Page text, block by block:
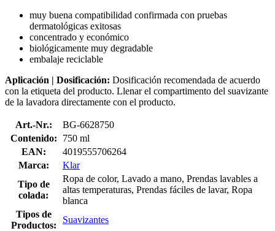
muy buena compatibilidad confirmada con pruebas
dermatológicas exitosas
concentrado y económico
biológicamente muy degradable
embalaje reciclable
Aplicación | Dosificación: Dosificación recomendada de acuerdo
con la etiqueta del producto. Llenar el compartimento del suavizante
de la lavadora directamente con el producto.
Art.-Nr.:
BG-6628750
Contenido:
750 ml
EAN:
4019555706264
Marca:
Klar
Tipo de
colada:
Ropa de color, Lavado a mano, Prendas lavables a
altas temperaturas, Prendas fáciles de lavar, Ropa
blanca
Tipos de
Productos:
Suavizantes